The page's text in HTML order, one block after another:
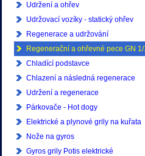
Udržení a ohřev
Udržovací vozíky - statický ohřev
Regenerace a udržování
Regenerační a ohřevné pece GN
GN 2/1
Chladící podstavce
Chlazení a následná regenerace
Udržení a regenerace
Párkovače - Hot dogy
Elektrické a plynové grily na kuřata
Nože na gyros
Gyros grily Potis elektrické